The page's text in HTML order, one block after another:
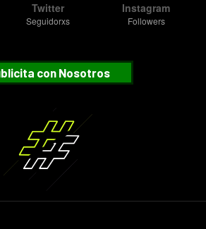
Twitter
Seguidorxs
Instagram
Followers
con Nosotros